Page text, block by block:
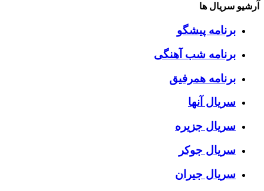
آرشیو سریال ها
برنامه پیشگو
برنامه شب آهنگی
برنامه همرفیق
سریال آنها
سریال جزیره
سریال جوکر
سریال جیران